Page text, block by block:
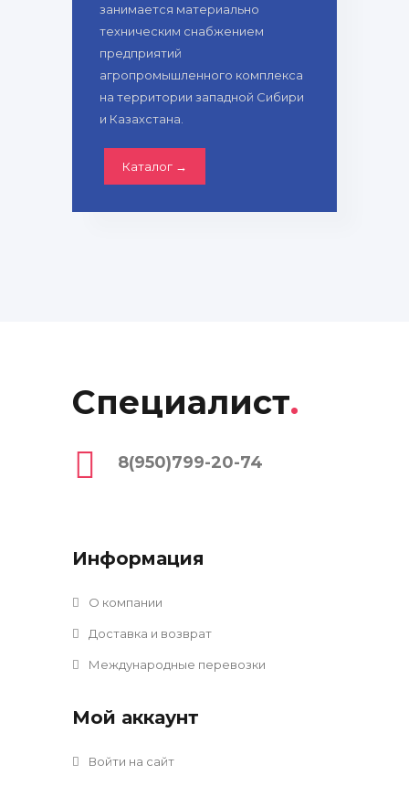
занимается материально
техническим снабжением
предприятий
агропромышленного комплекса
на территории западной Сибири
и Казахстана.
Каталог →
Специалист.
8(950)799-20-74
Информация
О компании
Доставка и возврат
Международные перевозки
Мой аккаунт
Войти на сайт